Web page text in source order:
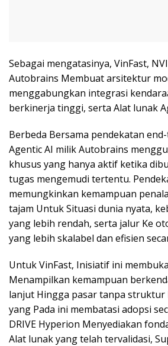
Sebagai mengatasinya, VinFast,
Autobrains Membuat arsitektur
menggabungkan integrasi
berkinerja tinggi, serta Alat lunak
Berbeda Bersama pendekatan
Agentic AI milik Autobrains
khusus yang hanya aktif ketika
tugas mengemudi tertentu.
memungkinkan kemampuan
tajam Untuk Situasi dunia nyata,
yang lebih rendah, serta jalur Ke
yang lebih skalabel dan efisien
Untuk VinFast, Inisiatif ini
Menampilkan kemampuan
lanjut Hingga pasar tanpa struktur
yang Pada ini membatasi adopsi
DRIVE Hyperion Menyediakan
Alat lunak yang telah tervalidasi,